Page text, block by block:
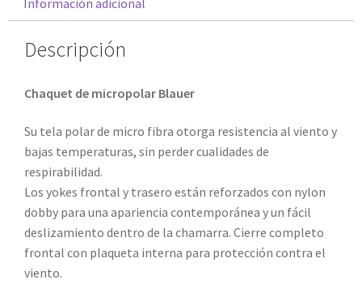
Información adicional
Descripción
Chaquet de micropolar Blauer
Su tela polar de micro fibra otorga resistencia al viento y
bajas temperaturas, sin perder cualidades de
respirabilidad.
Los yokes frontal y trasero están reforzados con nylon
dobby para una apariencia contemporánea y un fácil
deslizamiento dentro de la chamarra. Cierre completo
frontal con plaqueta interna para protección contra el
viento.